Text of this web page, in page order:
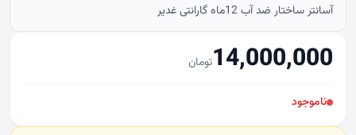
آسانتر ساختار ضد آب 12ماه گارانتی غدیر
14,000,000تومان
ناموجود